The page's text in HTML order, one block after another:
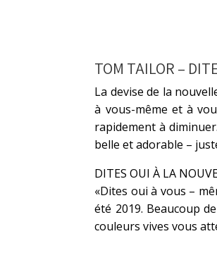
TOM TAILOR –
La devise de la
à vous-même et à
rapidement à
belle et adorable –
DITES OUI À LA
«Dites oui à vous –
été 2019. Beaucoup
couleurs vives vous